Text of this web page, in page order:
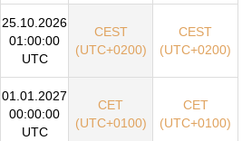
25.10.2026
01:00:00
UTC
CEST
(UTC+0200)
CEST
(UTC+0200)
01.01.2027
00:00:00
UTC
CET
(UTC+0100)
CET
(UTC+0100)